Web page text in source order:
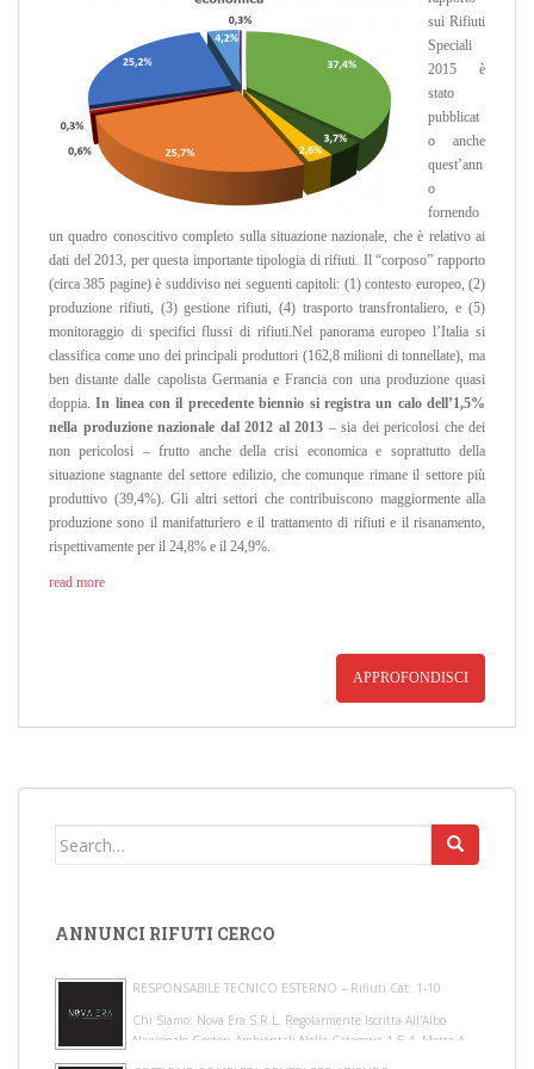
sui Rifiuti
Speciali
2015 è
stato
pubblicat
o anche
quest’ann
o
fornendo
un quadro conoscitivo completo sulla situazione nazionale, che è relativo ai
dati del 2013, per questa importante tipologia di rifiuti. Il “corposo” rapporto
(circa 385 pagine) è suddiviso nei seguenti capitoli: (1) contesto europeo, (2)
produzione rifiuti, (3) gestione rifiuti, (4) trasporto transfrontaliero, e (5)
monitoraggio di specifici flussi di rifiuti.Nel panorama europeo l’Italia si
classifica come uno dei principali produttori (162,8 milioni di tonnellate), ma
ben distante dalle capolista Germania e Francia con una produzione quasi
doppia.In linea con il precedente biennio si registra un calo dell’1,5%
nella produzione nazionale dal 2012 al 2013 – sia dei pericolosi che dei
non pericolosi – frutto anche della crisi economica e soprattutto della
situazione stagnante del settore edilizio, che comunque rimane il settore più
produttivo (39,4%). Gli altri settori che contribuiscono maggiormente alla
produzione sono il manifatturiero e il trattamento di rifiuti e il risanamento,
rispettivamente per il 24,8% e il 24,9%.
read more
APPROFONDISCI
Search for:
ANNUNCI RIFUTI CERCO
RESPONSABILE TECNICO ESTERNO – Rifiuti Cat. 1-10
Chi Siamo: Nova Era S.r.l. Regolarmente Iscritta All'Albo
Nazionale Gestori Ambientali Nelle Categorie 1 E 4, Mette A